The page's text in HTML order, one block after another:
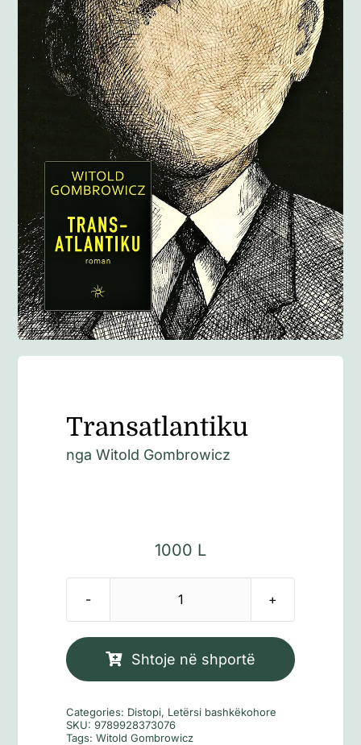
Anglisht
Ditarë
Evente
Blog
Transatlantiku
ngaWitold Gombrowicz
1000 L
Sasi
Shtoje në shportë
Categories: Distopi, Letërsi bashkëkohore
SKU:9789928373076
Tags:Witold Gombrowicz